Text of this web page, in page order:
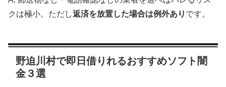
クは極小。ただし返済を放置した場合は例外あり です。
野迫川村で即日借りれるおすすめソフト闇
金３選